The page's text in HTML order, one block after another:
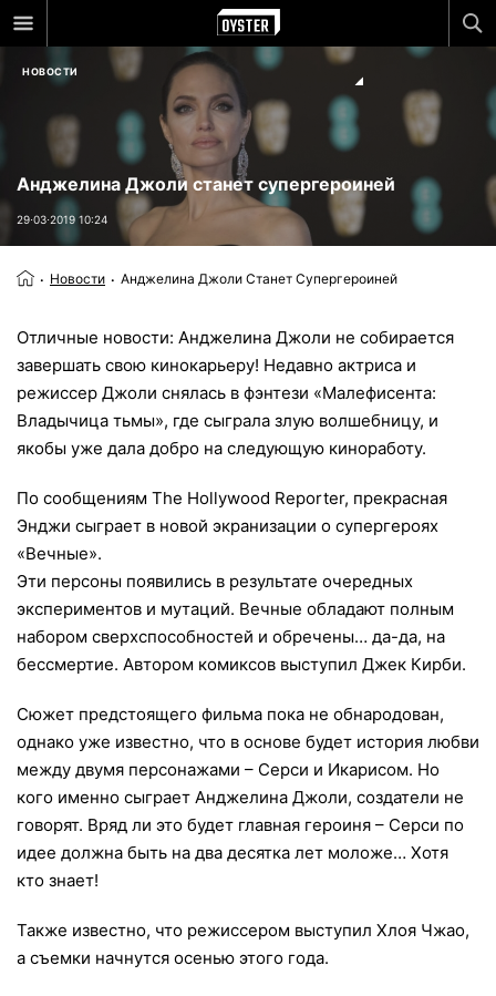
НОВОСТИ
Анджелина Джоли станет супергероиней
29⋅03⋅2019 10:24
Новости Анджелина Джоли Станет Супергероиней
Отличные новости: Анджелина Джоли не собирается
завершать свою кинокарьеру! Недавно актриса и
режиссер Джоли снялась в фэнтези «Малефисента:
Владычица тьмы», где сыграла злую волшебницу, и
якобы уже дала добро на следующую киноработу.
По сообщениям The Hollywood Reporter, прекрасная
Энджи сыграет в новой экранизации о супергероях
«Вечные».
Эти персоны появились в результате очередных
экспериментов и мутаций. Вечные обладают полным
набором сверхспособностей и обречены… да-да, на
бессмертие. Автором комиксов выступил Джек Кирби.
Сюжет предстоящего фильма пока не обнародован,
однако уже известно, что в основе будет история любви
между двумя персонажами – Серси и Икарисом. Но
кого именно сыграет Анджелина Джоли, создатели не
говорят. Вряд ли это будет главная героиня – Серси по
идее должна быть на два десятка лет моложе… Хотя
кто знает!
Также известно, что режиссером выступил Хлоя Чжао,
а съемки начнутся осенью этого года.